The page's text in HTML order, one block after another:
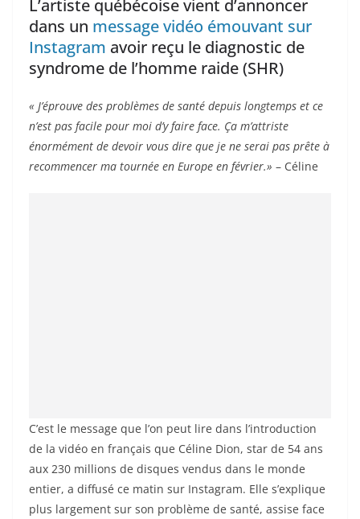
L’artiste québécoise vient d’annoncer
dans un message vidéo émouvant sur
Instagram avoir reçu le diagnostic de
syndrome de l’homme raide (SHR)
« J’éprouve des problèmes de santé depuis longtemps et ce
n’est pas facile pour moi d’y faire face. Ça m’attriste
énormément de devoir vous dire que je ne serai pas prête à
recommencer ma tournée en Europe en février.» – Céline
C’est le message que l’on peut lire dans l’introduction
de la vidéo en français que Céline Dion, star de 54 ans
aux 230 millions de disques vendus dans le monde
entier, a diffusé ce matin sur Instagram. Elle s’explique
plus largement sur son problème de santé, assise face